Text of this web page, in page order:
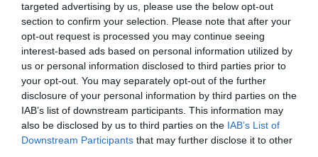
targeted advertising by us, please use the below opt-out
section to confirm your selection. Please note that after your
opt-out request is processed you may continue seeing
interest-based ads based on personal information utilized by
us or personal information disclosed to third parties prior to
your opt-out. You may separately opt-out of the further
disclosure of your personal information by third parties on the
IAB’s list of downstream participants. This information may
also be disclosed by us to third parties on the IAB’s List of
Downstream Participants that may further disclose it to other
Istället förespråkas mänsklighetens gemensamma
värden: fred, utveckling, rättvisa, demokrati och frihet.
Tillsammans med initiativen för global utveckling,
global säkerhet och global civilisation bidrar GGI med
ny energi till en orolig värld och stärker drivkraften för
mänsklighetens utveckling.
Det finns bara en jord och mänskligheten delar en
gemensam framtid. Kina är berett att samarbeta med